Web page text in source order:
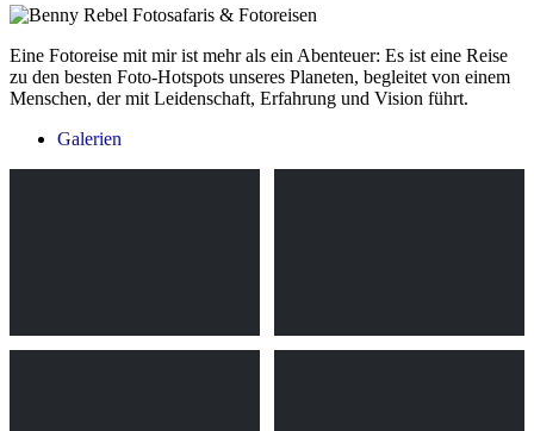
Eine Fotoreise mit mir ist mehr als ein Abenteuer: Es ist eine Reise
zu den besten Foto-Hotspots unseres Planeten, begleitet von einem
Menschen, der mit Leidenschaft, Erfahrung und Vision führt.
Galerien